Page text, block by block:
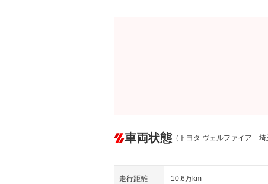
車両状態 （トヨタ ヴェルファイア 埼
走行距離 10.6万km